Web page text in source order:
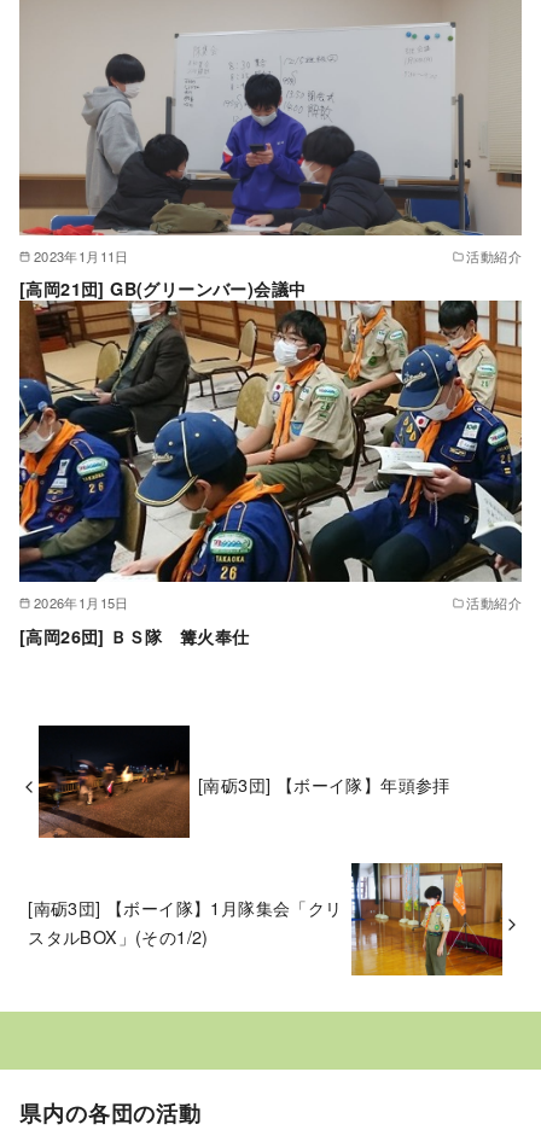
2023年1月11日 活動紹介
[高岡21団] GB(グリーンバー)会議中
2026年1月15日 活動紹介
[高岡26団] ＢＳ隊 篝火奉仕
[南砺3団] 【ボーイ隊】年頭参拝
[南砺3団] 【ボーイ隊】1月隊集会「クリ
スタルBOX」(その1/2)
県内の各団の活動